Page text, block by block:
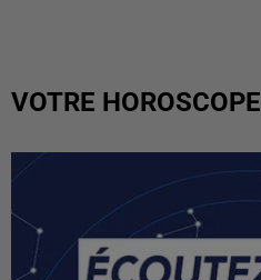
VOTRE HOROSCOPE